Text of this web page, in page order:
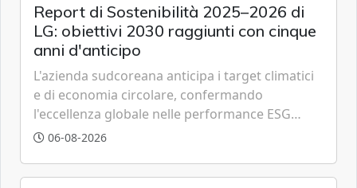
Report di Sostenibilità 2025–2026 di
LG: obiettivi 2030 raggiunti con cinque
anni d'anticipo
L'azienda sudcoreana anticipa i target climatici
e di economia circolare, confermando
l'eccellenza globale nelle performance ESG
grazie a innovazione, accessibilità e governance
06-08-2026